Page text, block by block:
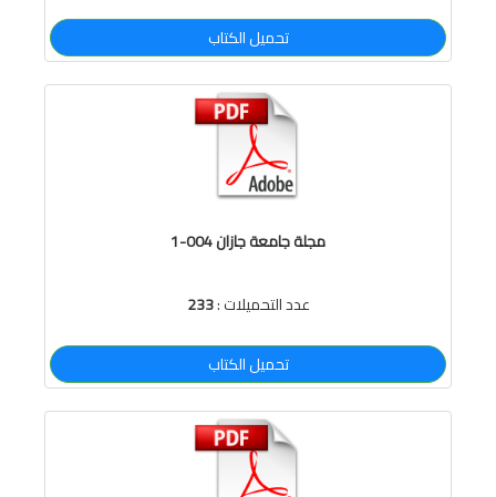
تحميل الكتاب
مجلة جامعة جازان 004-1
عدد التحميلات :233
تحميل الكتاب